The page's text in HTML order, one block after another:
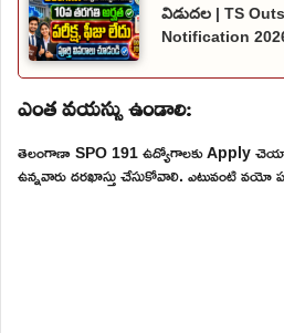
విడుదల | TS
Notification
ఎంత వయస్సు ఉండాలి:
తెలంగాణా SPO 191 ఉద్యోగాలకు Apply
ఉన్నవారు దరఖాస్తు చేసుకోవాలి. ఎటువంటి వయో